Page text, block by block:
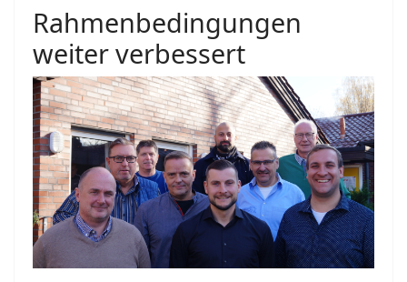
Rahmenbedingungen
weiter verbessert